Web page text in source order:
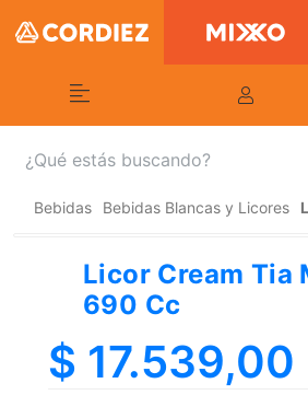
Bebidas Bebidas Blancas y Licores
Licor Cream Tia
690 Cc
$ 17.539,00